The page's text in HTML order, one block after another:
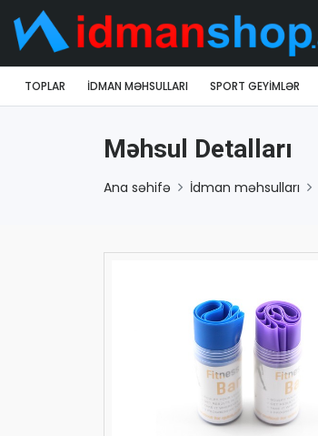
TOPLAR İDMAN MƏHSULLARI SPORT GEYIMLƏR
Məhsul Detalları
Ana səhifə İdman məhsulları